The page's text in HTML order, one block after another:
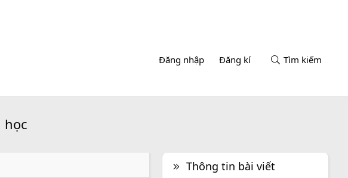
Đăng nhập Đăng kí Tìm kiếm
học
Thông tin bài viết